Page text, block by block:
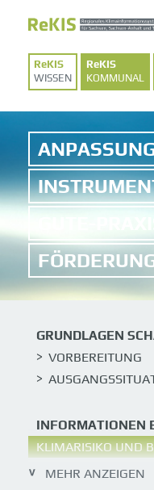
WISSEN KOMMUNAL
GUTE-
GRUNDLAGEN
VORBEREITUNG
INFORMATIONEN
KLIMARISIKO UND
MEHR ANZEIGEN